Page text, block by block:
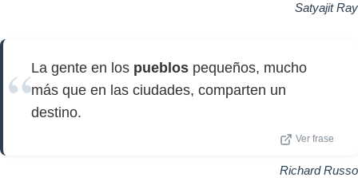
Satyajit Ray
La gente en los pueblos pequeños, mucho
más que en las ciudades, comparten un
destino.
Ver frase
Richard Russo